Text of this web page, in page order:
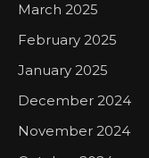
March 2025
February 2025
January 2025
December 2024
November 2024